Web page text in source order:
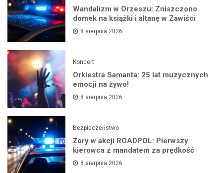
Wandalizm w Orzeszu: Zniszczono
domek na książki i altanę w Zawiści
8 sierpnia 2026
Koncert
Orkiestra Samanta: 25 lat muzycznych
emocji na żywo!
8 sierpnia 2026
Bezpieczeństwo
Żory w akcji ROADPOL: Pierwszy
kierowca z mandatem za prędkość
8 sierpnia 2026